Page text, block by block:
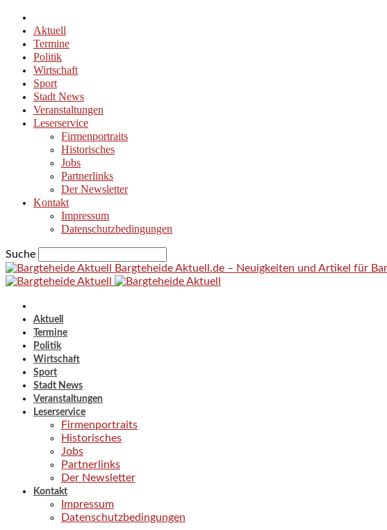
Aktuell
Termine
Politik
Wirtschaft
Sport
Stadt News
Veranstaltungen
Leserservice
Firmenportraits
Historisches
Jobs
Partnerlinks
Der Newsletter
Kontakt
Impressum
Datenschutzbedingungen
Suche
Bargteheide Aktuell.de – Neuigkeiten und Artikel für
Aktuell
Termine
Politik
Wirtschaft
Sport
Stadt News
Veranstaltungen
Leserservice
Firmenportraits
Historisches
Jobs
Partnerlinks
Der Newsletter
Kontakt
Impressum
Datenschutzbedingungen